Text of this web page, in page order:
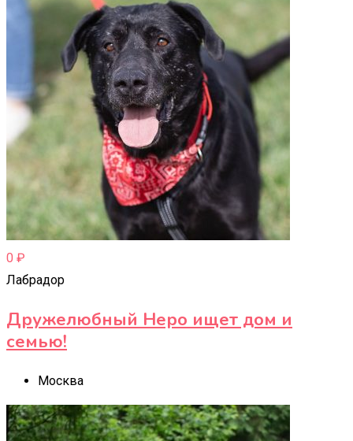
0 ₽
Лабрадор
Дружелюбный Неро ищет дом и
семью!
Москва